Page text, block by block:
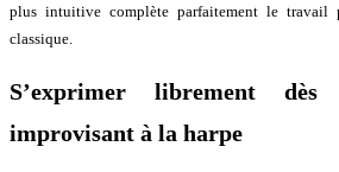
plus intuitive complète parfaitement le travail
classique.
S’exprimer librement
improvisant à la harpe